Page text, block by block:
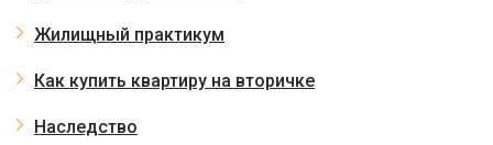
Жилищный практикум
Как купить квартиру на вторичке
Наследство